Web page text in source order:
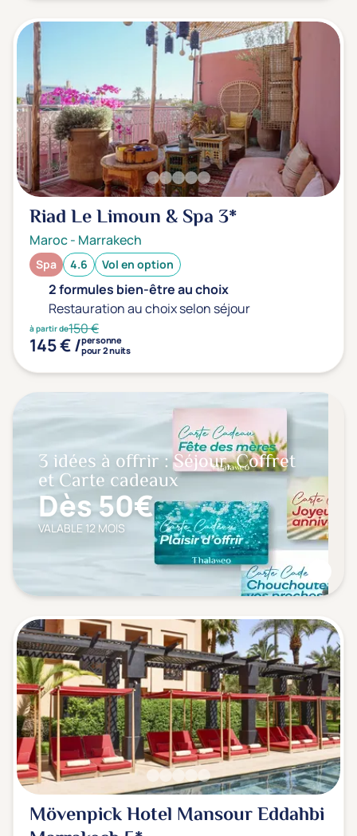
Riad Le Limoun & Spa 3*
Maroc- Marrakech
Spa 4.6 Vol en option
2 formules bien-être au choix
Restauration au choix selon séjour
à partir de150 €
145 € /personne
pour 2 nuits
3 idées à offrir : Séjour, Coffret
et Carte cadeaux
Dès 50€
VALABLE 12 MOIS
Mövenpick Hotel Mansour Eddahbi